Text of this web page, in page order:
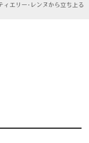
ィエリー･レンヌから立ち上る